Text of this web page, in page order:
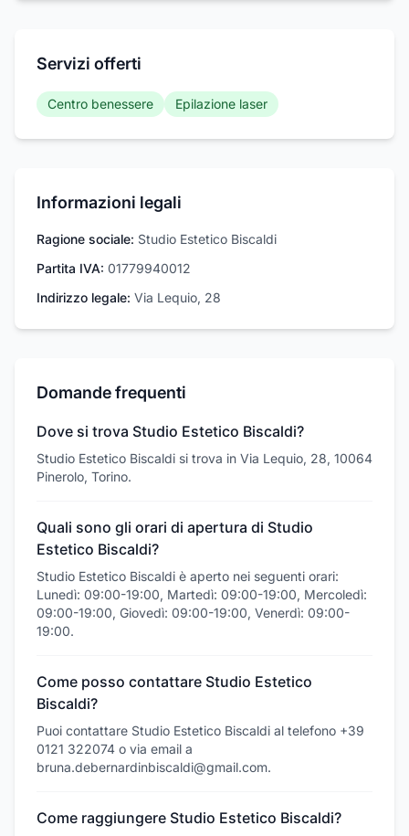
Servizi offerti
Centro benessere Epilazione laser
Informazioni legali
Ragione sociale: Studio Estetico Biscaldi
Partita IVA: 01779940012
Indirizzo legale: Via Lequio, 28
Domande frequenti
Dove si trova Studio Estetico Biscaldi?
Studio Estetico Biscaldi si trova in Via Lequio, 28, 10064
Pinerolo, Torino.
Quali sono gli orari di apertura di Studio
Estetico Biscaldi?
Studio Estetico Biscaldi è aperto nei seguenti orari:
Lunedì: 09:00-19:00, Martedì: 09:00-19:00, Mercoledì:
09:00-19:00, Giovedì: 09:00-19:00, Venerdì: 09:00-
19:00.
Come posso contattare Studio Estetico
Biscaldi?
Puoi contattare Studio Estetico Biscaldi al telefono +39
0121 322074 o via email a
bruna.debernardinbiscaldi@gmail.com.
Come raggiungere Studio Estetico Biscaldi?